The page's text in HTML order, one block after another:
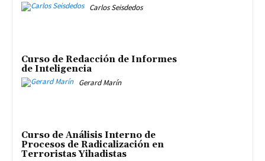
Carlos Seisdedos
Curso de Redacción de Informes
de Inteligencia
Gerard Marín
Curso de Análisis Interno de
Procesos de Radicalización en
Terroristas Yihadistas